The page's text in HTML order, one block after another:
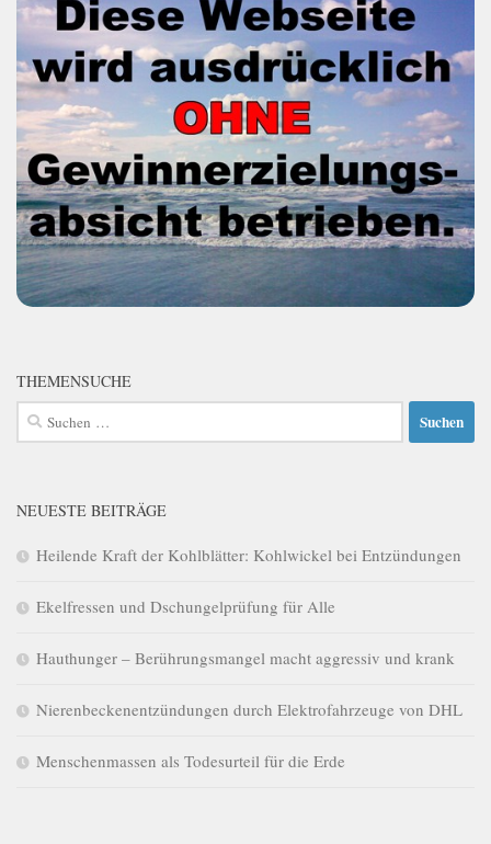
THEMENSUCHE
Suchen
nach:
NEUESTE BEITRÄGE
Heilende Kraft der Kohlblätter: Kohlwickel bei Entzündungen
Ekelfressen und Dschungelprüfung für Alle
Hauthunger – Berührungsmangel macht aggressiv und krank
Nierenbeckenentzündungen durch Elektrofahrzeuge von DHL
Menschenmassen als Todesurteil für die Erde